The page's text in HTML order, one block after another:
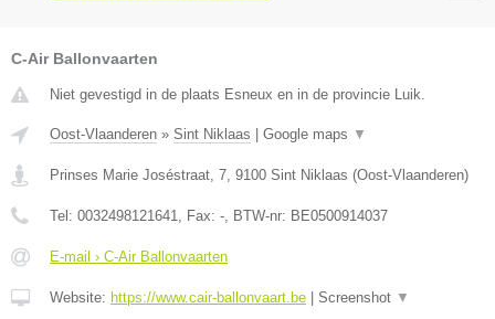
C-Air Ballonvaarten
Niet gevestigd in de plaats Esneux en in de provincie Luik.
Oost-Vlaanderen » Sint Niklaas Google maps ▼
Prinses Marie Joséstraat, 7, 9100 Sint Niklaas (Oost-Vlaanderen)
Tel: 0032498121641, Fax: -, BTW-nr: BE0500914037
E-mail › C-Air Ballonvaarten
Website: https://www.cair-ballonvaart.be Screenshot ▼